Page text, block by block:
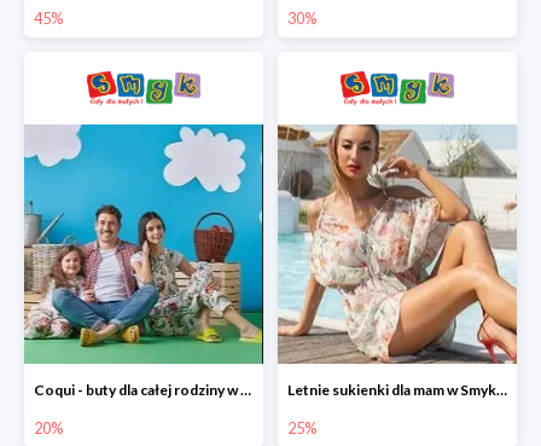
45% 30%
Coqui - buty dla całej rodziny w Smyku do -20%
20%
Letnie sukienki dla mam w Smyku do -25%
25%